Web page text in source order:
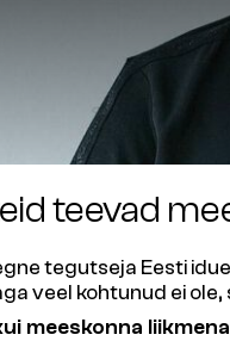
teevad
tegutseja Eesti
veel kohtunud ei
meeskonna